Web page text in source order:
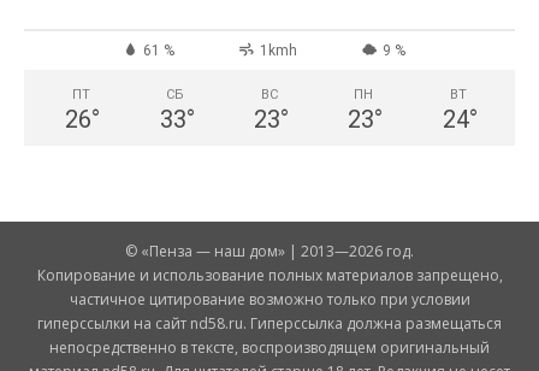
61 % 1kmh 9 %
ПТ
26°
СБ
33°
ВС
23°
ПН
23°
ВТ
24°
© «Пенза — наш дом» | 2013—2026 год.
Копирование и использование полных материалов запрещено,
частичное цитирование возможно только при условии
гиперссылки на сайт nd58.ru. Гиперссылка должна размещаться
непосредственно в тексте, воспроизводящем оригинальный